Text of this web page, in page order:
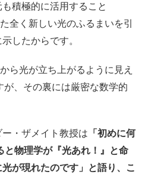
積極的に活用すること
全く新しい光のふるまいを引
したからです。
ら光が立ち上がるように見え
が、その裏には厳密な数学的
・ザメイト教授は 「初めに何
と物理学が『光あれ！』と命
が現れたのです」と語り、こ